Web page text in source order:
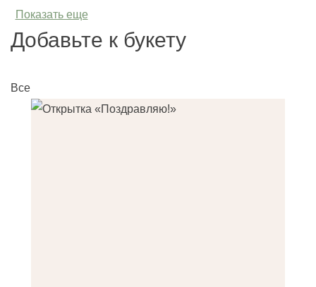
Показать еще
Добавьте к букету
Все